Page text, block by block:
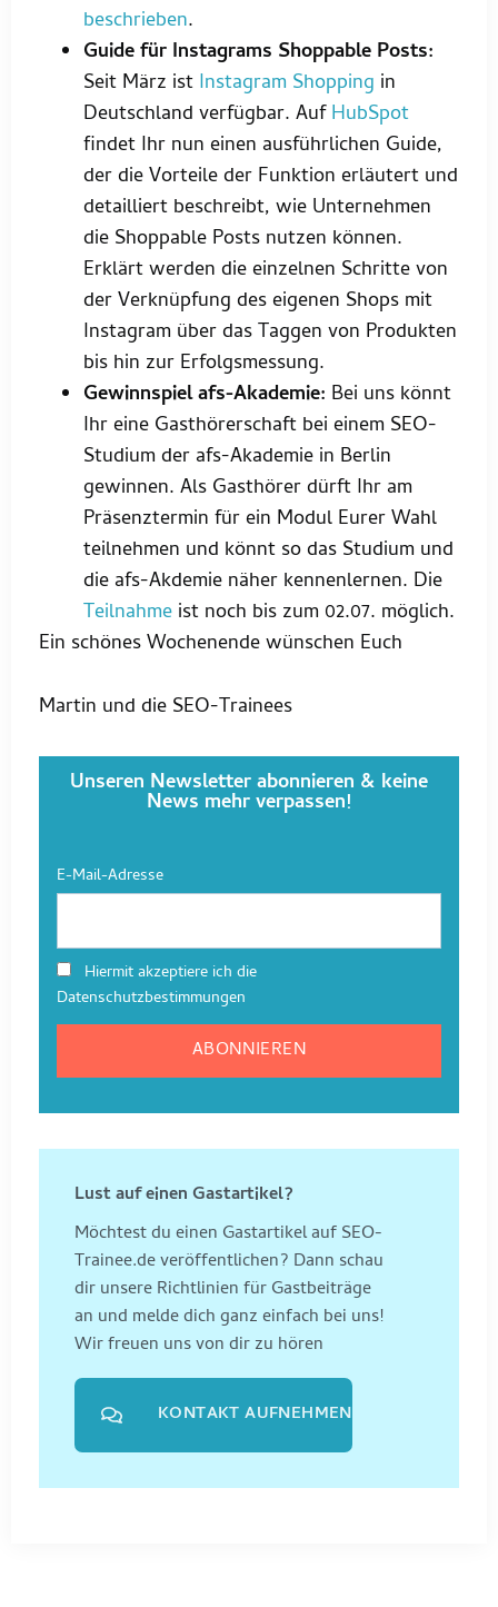
beschrieben.
Guide für Instagrams Shoppable Posts:
Seit März ist Instagram Shopping in
Deutschland verfügbar. AufHubSpot
findet Ihr nun einen ausführlichen Guide,
der die Vorteile der Funktion erläutert und
detailliert beschreibt, wie Unternehmen
die Shoppable Posts nutzen können.
Erklärt werden die einzelnen Schritte von
der Verknüpfung des eigenen Shops mit
Instagram über das Taggen von Produkten
bis hin zur Erfolgsmessung.
Gewinnspiel afs-Akademie: Bei uns könnt
Ihr eine Gasthörerschaft bei einem SEO-
Studium der afs-Akademie in Berlin
gewinnen. Als Gasthörer dürft Ihr am
Präsenztermin für ein Modul Eurer Wahl
teilnehmen und könnt so das Studium und
die afs-Akdemie näher kennenlernen. Die
Teilnahme ist noch bis zum 02.07. möglich.
Ein schönes Wochenende wünschen Euch
Martin und die SEO-Trainees
Unseren Newsletter abonnieren & keine
News mehr verpassen!
E-Mail-Adresse
Hiermit akzeptiere ich die
Datenschutzbestimmungen
Lust auf einen Gastartikel?
Möchtest du einen Gastartikel auf SEO-
Trainee.de veröffentlichen? Dann schau
dir unsere Richtlinien für Gastbeiträge
an und melde dich ganz einfach bei uns!
Wir freuen uns von dir zu hören
KONTAKT AUFNEHMEN